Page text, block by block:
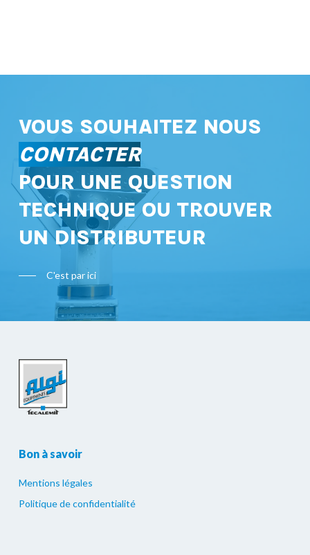
VOUS SOUHAITEZ NOUS
CONTACTER
POUR UNE QUESTION
TECHNIQUE OU TROUVER
UN DISTRIBUTEUR
C'est par ici
Bon à savoir
Mentions légales
Politique de confidentialité